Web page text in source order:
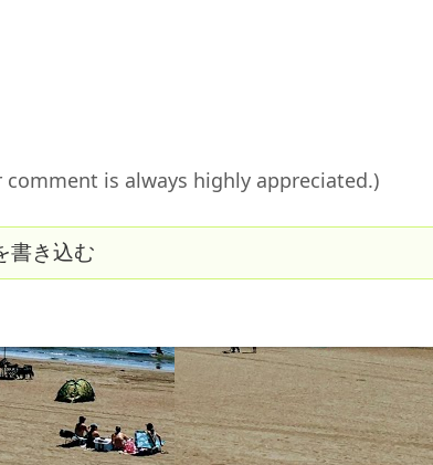
comment is always highly appreciated.)
書き込む